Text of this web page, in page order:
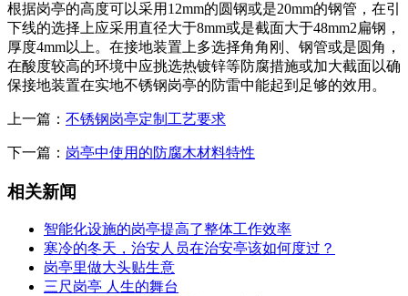
根据岗亭的高度可以采用12mm的圆钢或是20mm的钢管，在引
下线的选择上应采用直径大于8mm或是截面大于48mm2扁钢，
厚度4mm以上。在接地装置上多选择角角刚、钢管或是圆角，
在酸度较高的环境中应挑选热镀锌等防腐措施或加大截面以确
保接地装置在实地不锈钢岗亭的防雷中能起到足够的效用。
上一篇： 不锈钢岗亭定制工艺要求
下一篇： 岗亭中使用的防腐木材料特性
相关新闻
智能化设施的岗亭提高了整体工作效率
寒冷的冬天，治安人员在治安亭该如何度过？
岗亭里做大头贴生意
三尺岗亭 人生的舞台